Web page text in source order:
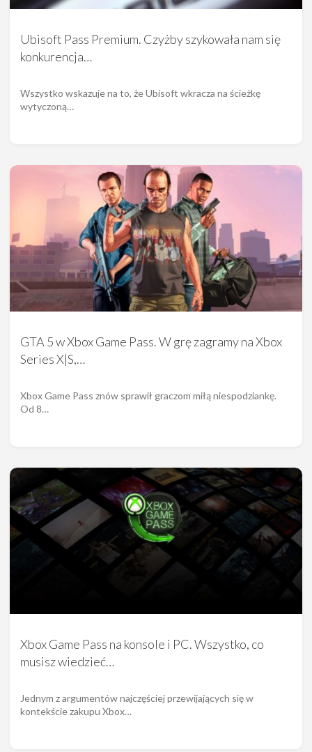
Ubisoft Pass Premium. Czyżby szykowała nam się
konkurencja…
Wszystko wskazuje na to, że Ubisoft wkracza na ścieżkę
wytyczoną…
GTA 5 w Xbox Game Pass. W grę zagramy na Xbox
Series X|S,…
Xbox Game Pass znów sprawił graczom miłą niespodziankę.
Od 8…
Xbox Game Pass na konsole i PC. Wszystko, co
musisz wiedzieć…
Jednym z argumentów najczęściej przewijających się w
kontekście zakupu Xbox…